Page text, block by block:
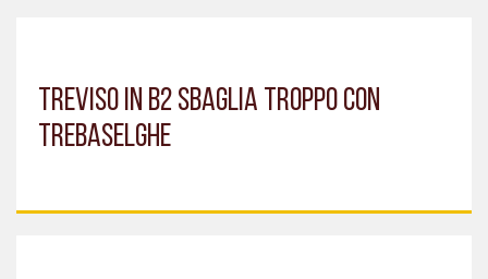
Treviso in B2 sbaglia troppo con
Trebaselghe